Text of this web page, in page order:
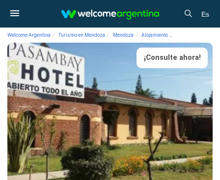
Es
Welcome Argentina Turismo en Mendoza Mendoza Alojamiento
¡Consulte ahora!